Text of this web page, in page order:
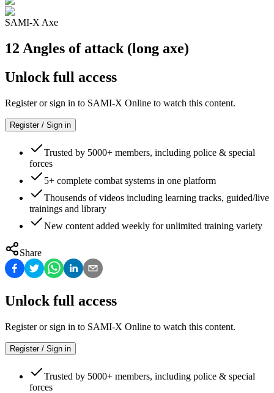
SAMI-X Axe
12 Angles of attack (long axe)
Unlock full access
Register or sign in to SAMI-X Online to watch this content.
Register / Sign in
Trusted by 5000+ members, including police & special
forces
5+ complete combat systems in one platform
Thousends of videos including learning tracks, guided/live
trainings and library
New content added weekly for unlimited training variety
Share
Unlock full access
Register or sign in to SAMI-X Online to watch this content.
Register / Sign in
Trusted by 5000+ members, including police & special
forces